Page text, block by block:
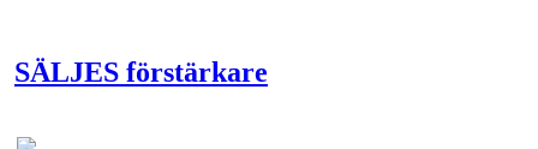
SÄLJES förstärkare